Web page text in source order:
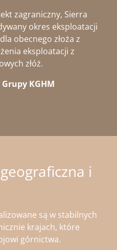
zagraniczny, Sierra
okres eksploatacji
obecnego złoża z
eksploatacji z
złóż.
KGHM
i
są w stabilnych
krajach, które
górnictwa.